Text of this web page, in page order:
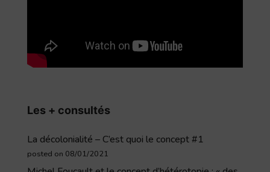
Les + consultés
La décolonialité – C’est quoi le concept #1
posted on 08/01/2021